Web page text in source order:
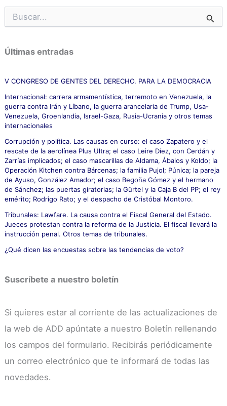
u
c
a
p
r
:
Últimas entradas
V CONGRESO DE GENTES DEL DERECHO. PARA LA DEMOCRACIA
Internacional: carrera armamentística, terremoto en Venezuela, la
guerra contra Irán y Líbano, la guerra arancelaria de Trump, Usa-
Venezuela, Groenlandia, Israel-Gaza, Rusia-Ucrania y otros temas
internacionales
Corrupción y política. Las causas en curso: el caso Zapatero y el
rescate de la aerolínea Plus Ultra; el caso Leire Díez, con Cerdán y
Zarrías implicados; el caso mascarillas de Aldama, Ábalos y Koldo; la
Operación Kitchen contra Bárcenas; la familia Pujol; Púnica; la pareja
de Ayuso, González Amador; el caso Begoña Gómez y el hermano
de Sánchez; las puertas giratorias; la Gürtel y la Caja B del PP; el rey
emérito; Rodrigo Rato; y el despacho de Cristóbal Montoro.
Tribunales: Lawfare. La causa contra el Fiscal General del Estado.
Jueces protestan contra la reforma de la Justicia. El fiscal llevará la
instrucción penal. Otros temas de tribunales.
¿Qué dicen las encuestas sobre las tendencias de voto?
Suscríbete a nuestro boletín
Si quieres estar al corriente de las actualizaciones de
la web de ADD apúntate a nuestro Boletín rellenando
los campos del formulario. Recibirás periódicamente
un correo electrónico que te informará de todas las
novedades.